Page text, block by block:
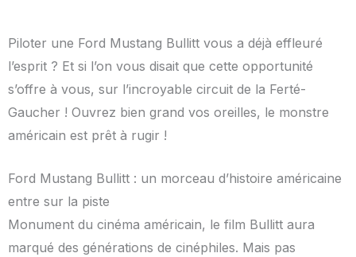
Piloter une Ford Mustang Bullitt vous a déjà effleuré
l’esprit ? Et si l’on vous disait que cette opportunité
s’offre à vous, sur l’incroyable circuit de la Ferté-
Gaucher ! Ouvrez bien grand vos oreilles, le monstre
américain est prêt à rugir !
Ford Mustang Bullitt : un morceau d’histoire américaine
entre sur la piste
Monument du cinéma américain, le film Bullitt aura
marqué des générations de cinéphiles. Mais pas